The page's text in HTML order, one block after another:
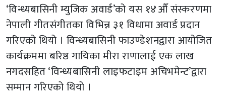
‘विन्ध्यबासिनी म्युजिक अवार्ड’को यस १४औँ संस्करणमा
नेपाली गीतसंगीतका विभिन्न ३१ विधामा अवार्ड प्रदान
गरिएको थियो । विन्ध्यबासिनी फाउण्डेशनद्वारा आयोजित
कार्यक्रममा बरिष्ठ गायिका मीरा राणालाई एक लाख
नगदसहित ‘विन्ध्यबासिनी लाइफटाइम अचिभमेन्ट’द्वारा
सम्मान गरिएको थियो ।